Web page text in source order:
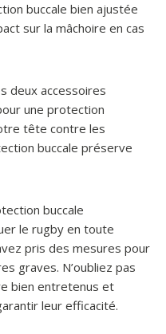
buccale bien ajustée
sur la mâchoire en cas
deux accessoires
une protection
tête contre les
buccale préserve
buccale
le rugby en toute
pris des mesures pour
graves. N’oubliez pas
bien entretenus et
leur efficacité.